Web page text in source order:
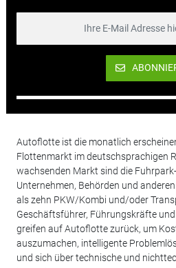
Autoflotte ist die monatlich
Flottenmarkt im deutschsprachigen
wachsenden Markt sind die
Unternehmen, Behörden und
als zehn PKW/Kombi und/oder
Geschäftsführer, Führungskräfte
greifen auf Autoflotte zurück, um
auszumachen, intelligente
und sich über technische und